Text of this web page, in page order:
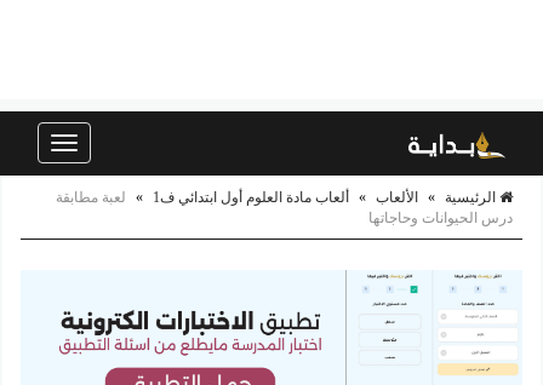
Toggle
الرئيسية » الألعاب » ألعاب مادة العلوم أول ابتدائي ف1 »
لعبة مطابقة
درس الحيوانات وحاجاتها